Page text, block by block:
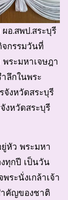
อ.สพป.สระบุรี
กรรมวันที่
พระมหาเจษฎา
ลึกในพระ
งหวัดสระบุรี
งหวัดสระบุรี
หัว พระมหา
ทุกปี เป็นวัน
ระนั่งเกล้าเจ้า
คัญของชาติ